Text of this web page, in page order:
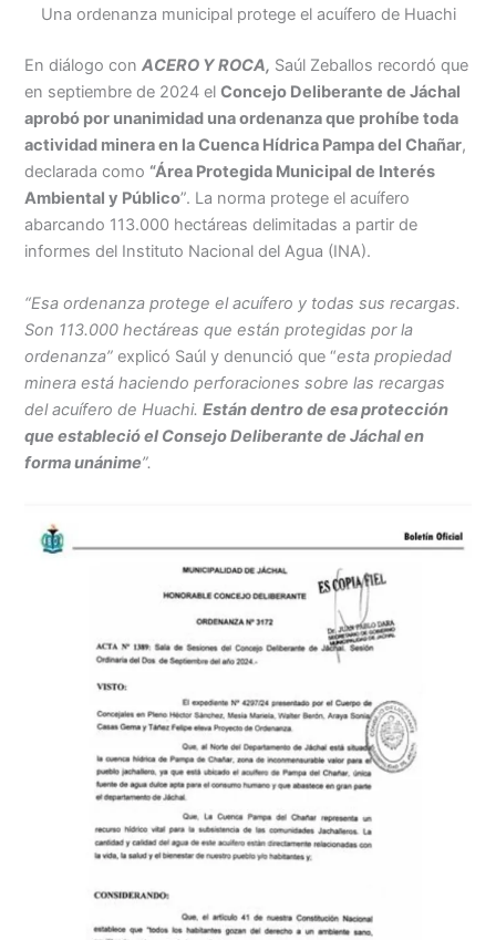
Una ordenanza municipal protege el acuífero de Huachi
En diálogo conACERO Y ROCA, Saúl Zeballos recordó que
en septiembre de 2024 elConcejo Deliberante de Jáchal
aprobó por unanimidad una ordenanza que prohíbe toda
actividad minera en la Cuenca Hídrica Pampa del Chañar,
declarada como “Área Protegida Municipal de Interés
Ambiental y Público”. La norma protege el acuífero
abarcando 113.000 hectáreas delimitadas a partir de
informes del Instituto Nacional del Agua (INA).
“Esa ordenanza protege el acuífero y todas sus recargas.
Son 113.000 hectáreas que están protegidas por la
ordenanza” explicó Saúl y denunció que “esta propiedad
minera está haciendo perforaciones sobre las recargas
del acuífero de Huachi.Están dentro de esa protección
que estableció el Consejo Deliberante de Jáchal en
forma unánime”.